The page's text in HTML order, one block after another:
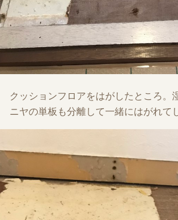
クッションフロアをはがしたところ。
ニヤの単板も分離して一緒にはがれて